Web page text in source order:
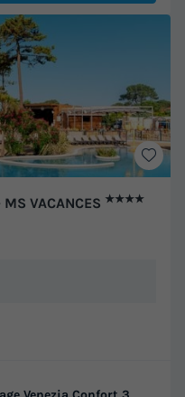
VACANCES ★★★★